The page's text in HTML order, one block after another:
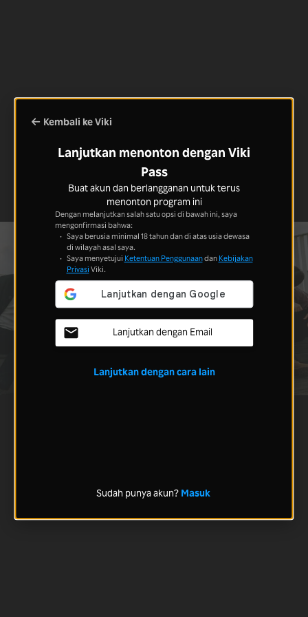
Kembali ke Viki
Lanjutkan menonton dengan Viki
Pass
Buat akun dan berlangganan untuk terus
menonton program ini
Dengan melanjutkan salah satu opsi di bawah ini, saya
mengonfirmasi bahwa:
Saya berusia minimal 18 tahun dan di atas usia dewasa
di wilayah asal saya.
Saya menyetujui Ketentuan Penggunaandan Kebijakan
Privasi Viki.
Lanjutkan dengan Email
Lanjutkan dengan cara lain
Sudah punya akun? Masuk